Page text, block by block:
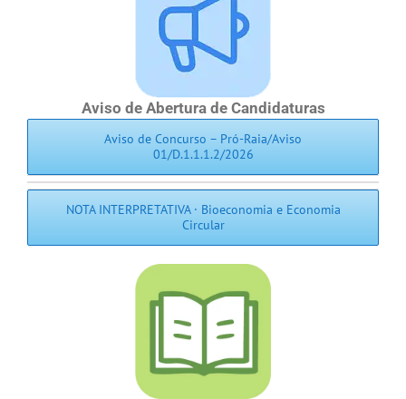
Aviso de Abertura de Candidaturas
Aviso de Concurso – Pró-Raia/Aviso
01/D.1.1.1.2/2026
NOTA INTERPRETATIVA · Bioeconomia e Economia
Circular